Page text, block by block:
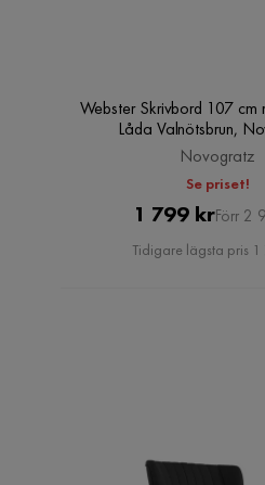
Webster Skrivbord 107 cm
Låda Valnötsbrun,
Novogratz
Se priset!
Pris
1 799 kr
Pris
Förr 2
Tidigare lägsta pris 1